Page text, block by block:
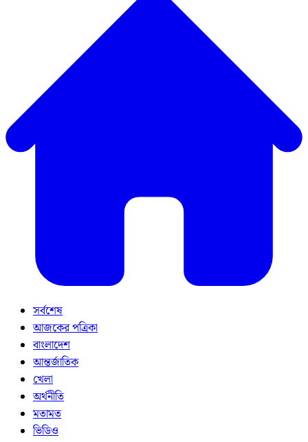
সর্বশেষ
আজকের পত্রিকা
বাংলাদেশ
আন্তর্জাতিক
খেলা
অর্থনীতি
মতামত
ভিডিও